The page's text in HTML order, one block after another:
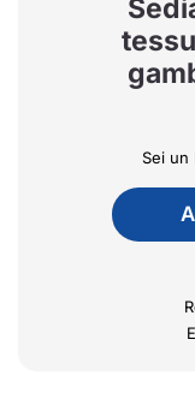
Sei un